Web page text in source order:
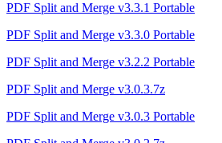
PDF Split and Merge v3.3.1 Portable
PDF Split and Merge v3.3.0 Portable
PDF Split and Merge v3.2.2 Portable
PDF Split and Merge v3.0.3.7z
PDF Split and Merge v3.0.3 Portable